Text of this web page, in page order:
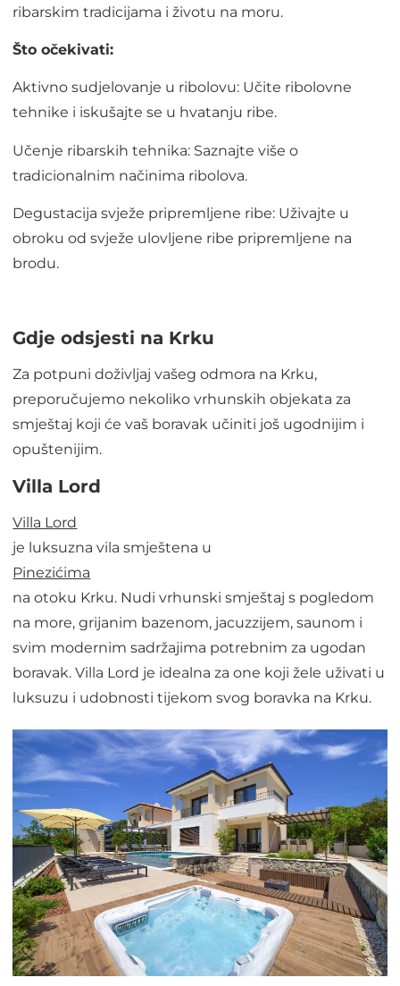
ribarskim tradicijama i životu na moru.
Što očekivati:
Aktivno sudjelovanje u ribolovu: Učite ribolovne
tehnike i iskušajte se u hvatanju ribe.
Učenje ribarskih tehnika: Saznajte više o
tradicionalnim načinima ribolova.
Degustacija svježe pripremljene ribe: Uživajte u
obroku od svježe ulovljene ribe pripremljene na
brodu.
Gdje odsjesti na Krku
Za potpuni doživljaj vašeg odmora na Krku,
preporučujemo nekoliko vrhunskih objekata za
smještaj koji će vaš boravak učiniti još ugodnijim i
opuštenijim.
Villa Lord
Villa Lord
je luksuzna vila smještena u
Pinezićima
na otoku Krku. Nudi vrhunski smještaj s pogledom
na more, grijanim bazenom, jacuzzijem, saunom i
svim modernim sadržajima potrebnim za ugodan
boravak. Villa Lord je idealna za one koji žele uživati u
luksuzu i udobnosti tijekom svog boravka na Krku.